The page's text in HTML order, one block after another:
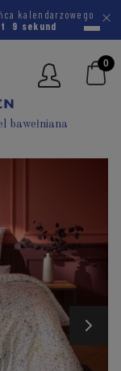
kalendarzowego
8 sekund
bawełniana